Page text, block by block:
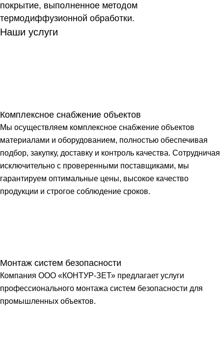
покрытие, выполненное методом
термодиффузионной обработки.
Наши услуги
Комплексное снабжение объектов
Мы осуществляем комплексное снабжение объектов
материалами и оборудованием, полностью обеспечивая
подбор, закупку, доставку и контроль качества. Сотрудничая
исключительно с проверенными поставщиками, мы
гарантируем оптимальные цены, высокое качество
продукции и строгое соблюдение сроков.
Монтаж систем безопасности
Компания ООО «КОНТУР-ЗЕТ» предлагает услуги
профессионального монтажа систем безопасности для
промышленных объектов.